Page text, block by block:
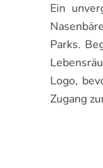
Ein
Parks.
Logo,
Zugang